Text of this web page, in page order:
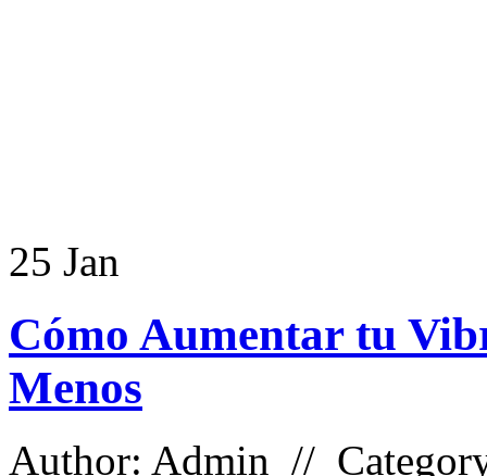
25 Jan
Cómo Aumentar tu
Menos
Author: Admin //